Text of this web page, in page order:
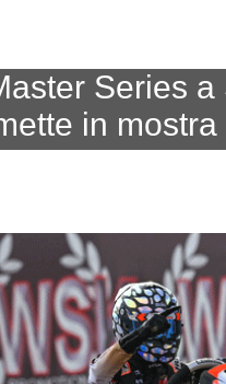
Series a
in mostra